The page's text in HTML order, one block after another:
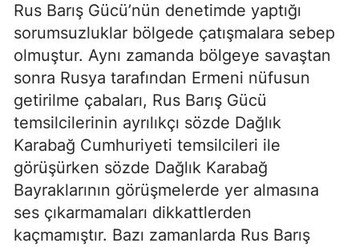
Rus Barış Gücü’nün denetimde yaptığı
sorumsuzluklar bölgede çatışmalara sebep
olmuştur. Aynı zamanda bölgeye savaştan
sonra Rusya tarafından Ermeni nüfusun
getirilme çabaları, Rus Barış Gücü
temsilcilerinin ayrılıkçı sözde Dağlık
Karabağ Cumhuriyeti temsilcileri ile
görüşürken sözde Dağlık Karabağ
Bayraklarının görüşmelerde yer almasına
ses çıkarmamaları dikkattlerden
kaçmamıştır. Bazı zamanlarda Rus Barış